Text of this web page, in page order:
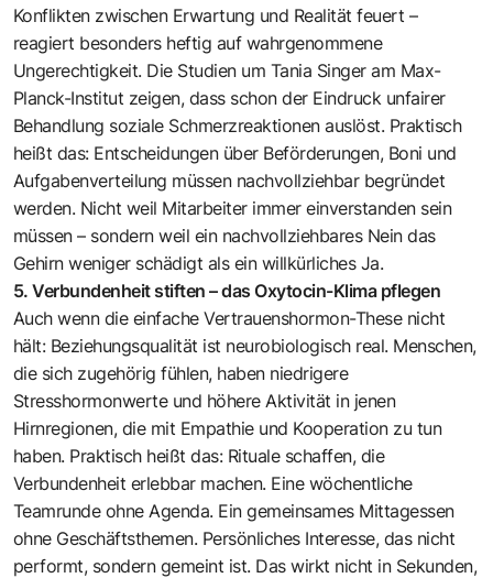
Konflikten zwischen Erwartung und Realität feuert –
reagiert besonders heftig auf wahrgenommene
Ungerechtigkeit. Die Studien um Tania Singer am Max-
Planck-Institut zeigen, dass schon der Eindruck unfairer
Behandlung soziale Schmerzreaktionen auslöst. Praktisch
heißt das: Entscheidungen über Beförderungen, Boni und
Aufgabenverteilung müssen nachvollziehbar begründet
werden. Nicht weil Mitarbeiter immer einverstanden sein
müssen – sondern weil ein nachvollziehbares Nein das
Gehirn weniger schädigt als ein willkürliches Ja.
5. Verbundenheit stiften – das Oxytocin-Klima pflegen
Auch wenn die einfache Vertrauenshormon-These nicht
hält: Beziehungsqualität ist neurobiologisch real. Menschen,
die sich zugehörig fühlen, haben niedrigere
Stresshormonwerte und höhere Aktivität in jenen
Hirnregionen, die mit Empathie und Kooperation zu tun
haben. Praktisch heißt das: Rituale schaffen, die
Verbundenheit erlebbar machen. Eine wöchentliche
Teamrunde ohne Agenda. Ein gemeinsames Mittagessen
ohne Geschäftsthemen. Persönliches Interesse, das nicht
performt, sondern gemeint ist. Das wirkt nicht in Sekunden,